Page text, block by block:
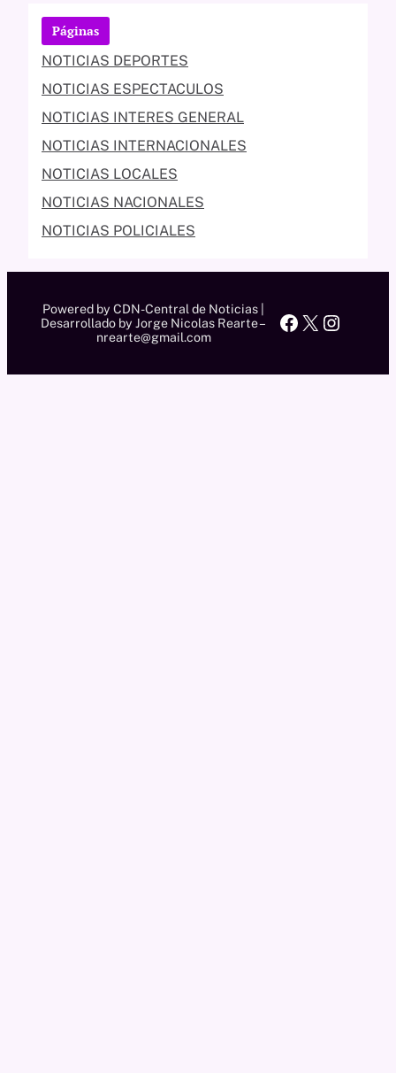
Páginas
NOTICIAS DEPORTES
NOTICIAS ESPECTACULOS
NOTICIAS INTERES GENERAL
NOTICIAS INTERNACIONALES
NOTICIAS LOCALES
NOTICIAS NACIONALES
NOTICIAS POLICIALES
Powered by CDN-Central de Noticias |
Desarrollado by Jorge Nicolas Rearte –
nrearte@gmail.com
Facebook
X